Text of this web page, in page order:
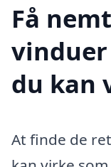
Få
du kan
At finde de